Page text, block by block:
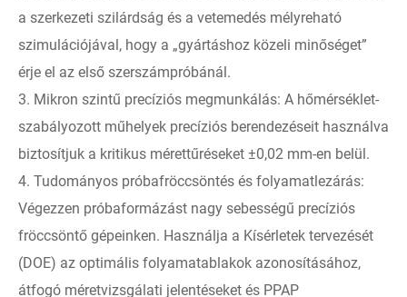
a szerkezeti szilárdság és a vetemedés mélyreható
szimulációjával, hogy a „gyártáshoz közeli minőséget”
érje el az első szerszámpróbánál.
3. Mikron szintű precíziós megmunkálás: A hőmérséklet-
szabályozott műhelyek precíziós berendezéseit használva
biztosítjuk a kritikus mérettűréseket ±0,02 mm-en belül.
4. Tudományos próbafröccsöntés és folyamatlezárás:
Végezzen próbaformázást nagy sebességű precíziós
fröccsöntő gépeinken. Használja a Kísérletek tervezését
(DOE) az optimális folyamatablakok azonosításához,
átfogó méretvizsgálati jelentéseket és PPAP